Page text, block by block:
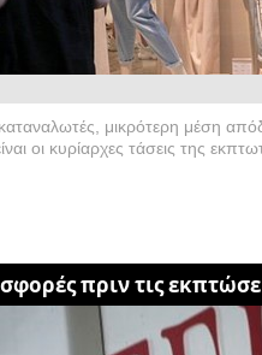
μικρότερη μέση
οι κυρίαρχες τάσεις της
πριν τις